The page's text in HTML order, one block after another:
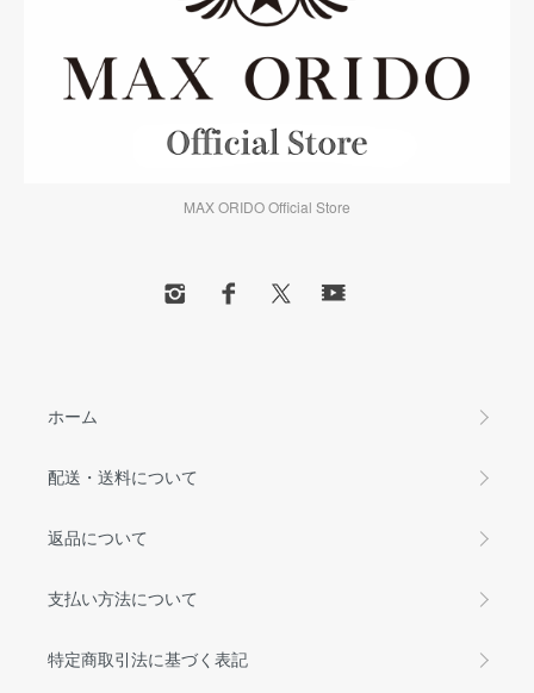
MAX ORIDO Official Store
ホーム
配送・送料について
返品について
支払い方法について
特定商取引法に基づく表記